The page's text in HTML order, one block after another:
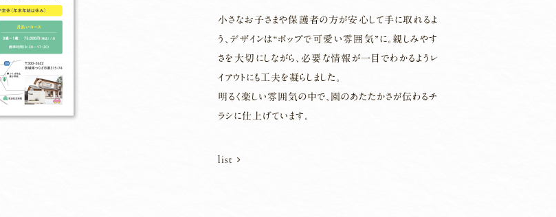
小さなお子さまや保護者の方が安心して手に取れるよ
う、デザインは“ポップで可愛い雰囲気”に。親しみやす
さを大切にしながら、必要な情報が一目でわかるようレ
イアウトにも工夫を凝らしました。
明るく楽しい雰囲気の中で、園のあたたかさが伝わるチ
ラシに仕上げています。
list